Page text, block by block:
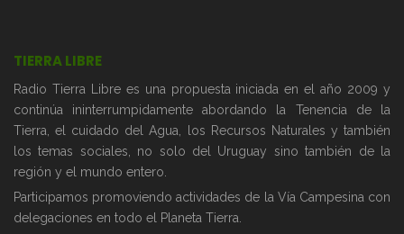
TIERRA LIBRE
Radio Tierra Libre es una propuesta iniciada en el año 2009 y
continúa ininterrumpidamente abordando la Tenencia de la
Tierra, el cuidado del Agua, los Recursos Naturales y también
los temas sociales, no solo del Uruguay sino también de la
región y el mundo entero.
Participamos promoviendo actividades de la Vía Campesina con
delegaciones en todo el Planeta Tierra.